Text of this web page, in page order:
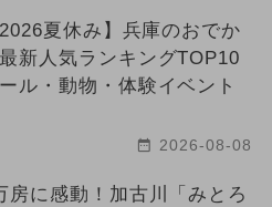
2026夏休み】兵庫のおでか
新人気ランキングTOP10
ル・動物・体験イベント
2026-08-08
房に感動！加古川「みとろ